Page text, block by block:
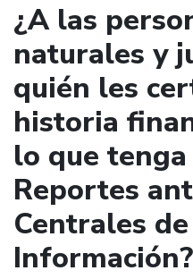
¿A las
naturales y
quién les
historia
lo que
Reportes
Centrales de
Información?